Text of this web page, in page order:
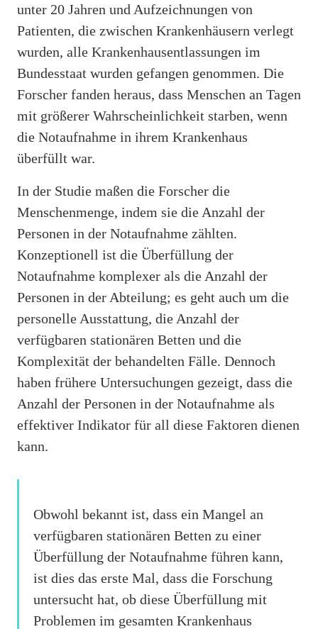
unter 20 Jahren und Aufzeichnungen von
Patienten, die zwischen Krankenhäusern verlegt
wurden, alle Krankenhausentlassungen im
Bundesstaat wurden gefangen genommen. Die
Forscher fanden heraus, dass Menschen an Tagen
mit größerer Wahrscheinlichkeit starben, wenn
die Notaufnahme in ihrem Krankenhaus
überfüllt war.
In der Studie maßen die Forscher die
Menschenmenge, indem sie die Anzahl der
Personen in der Notaufnahme zählten.
Konzeptionell ist die Überfüllung der
Notaufnahme komplexer als die Anzahl der
Personen in der Abteilung; es geht auch um die
personelle Ausstattung, die Anzahl der
verfügbaren stationären Betten und die
Komplexität der behandelten Fälle. Dennoch
haben frühere Untersuchungen gezeigt, dass die
Anzahl der Personen in der Notaufnahme als
effektiver Indikator für all diese Faktoren dienen
kann.
Obwohl bekannt ist, dass ein Mangel an
verfügbaren stationären Betten zu einer
Überfüllung der Notaufnahme führen kann,
ist dies das erste Mal, dass die Forschung
untersucht hat, ob diese Überfüllung mit
Problemen im gesamten Krankenhaus